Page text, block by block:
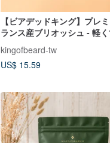
【ビアデッドキング】プレ
ランス産ブリオッシュ - 軽
運びやすいピーナッツフィリ
kingofbeard-tw
US$ 15.59